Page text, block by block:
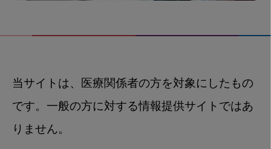
当サイトは、医療関係者の方を対象にしたもの
です。一般の方に対する情報提供サイトではあ
りません。